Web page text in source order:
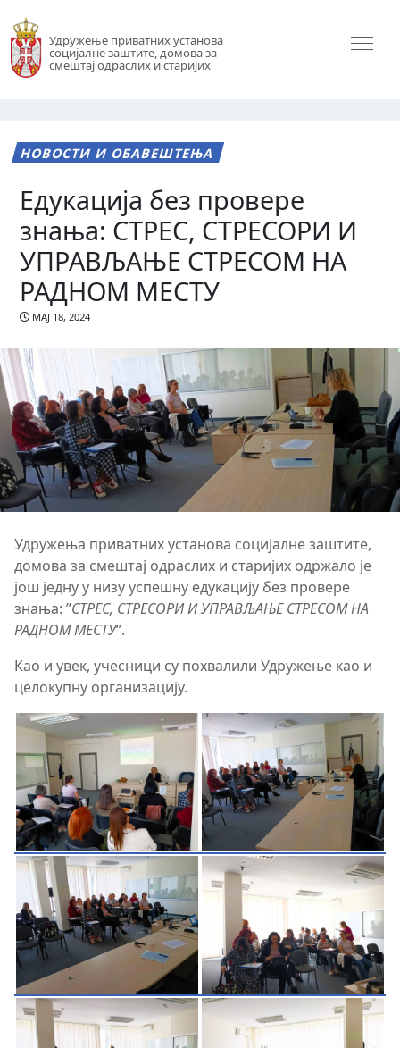
Удружење приватних установа
социјалне заштите, домова за
смештај одраслих и старијих
НОВОСТИ И ОБАВЕШТЕЊА
Едукација без провере
знања: СТРЕС, СТРЕСОРИ И
УПРАВЉАЊЕ СТРЕСОМ НА
РАДНОМ МЕСТУ
МАЈ 18, 2024
Удружења приватних установа социјалне заштите,
домова за смештај одраслих и старијих одржало је
још једну у низу успешну едукацију без провере
знања: ”СТРЕС, СТРЕСОРИ И УПРАВЉАЊЕ СТРЕСОМ НА
РАДНОМ МЕСТУ”.
Као и увек, учесници су похвалили Удружење као и
целокупну организацију.